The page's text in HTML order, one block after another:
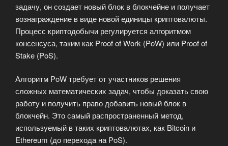
задачу, он создает новый блок в блокчейне и получает
вознаграждение в виде новой единицы криптовалюты.
Процесс криптодобычи регулируется алгоритмом
консенсуса, таким как Proof of Work (PoW) или Proof of
Stake (PoS).
Алгоритм PoW требует от участников решения
сложных математических задач, чтобы доказать свою
работу и получить право добавить новый блок в
блокчейн. Это самый распространенный метод,
используемый в таких криптовалютах, как Bitcoin и
Ethereum (до перехода на PoS).